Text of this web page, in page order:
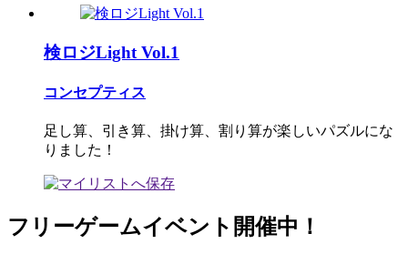
検ロジLight Vol.1
コンセプティス
足し算、引き算、掛け算、割り算が楽しいパズルにな
りました！
フリーゲームイベント開催中！